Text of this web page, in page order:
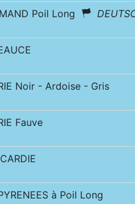
Poil Long
Noir - Ardoise - Gris
Fauve
à Poil Long